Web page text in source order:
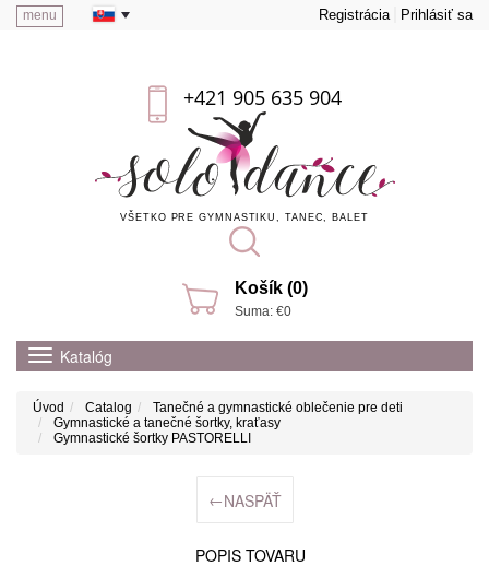
menu Registrácia Prihlásiť sa
+421 905 635 904
VŠETKO PRE GYMNASTIKU, TANEC, BALET
Košík (0)
Suma: €0
Katalóg
Úvod Catalog
Tanečné a gymnastické oblečenie pre deti
Gymnastické a tanečné šortky, kraťasy
Gymnastické šortky PASTORELLI
←NASPÄŤ
POPIS TOVARU